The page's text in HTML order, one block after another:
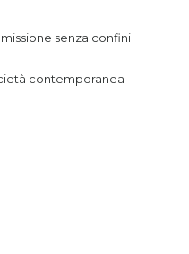
senza confini
contemporanea